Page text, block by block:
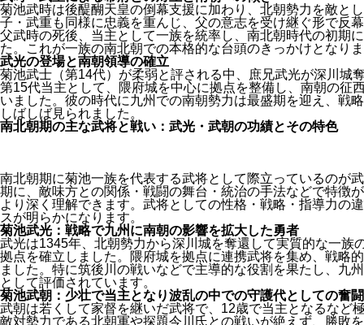
菊池武時は後醍醐天皇の倒幕支援に加わり、北朝勢力を敵と
子・武重も同様に忠義を重んじ、父の意志を受け継ぐ形で反
父武時の死後、当主として一族を統率し、南北朝時代の初期
た。これが一族の南北朝での本格的な台頭のきっかけとなり
武光の登場と南朝領導の確立
菊池武士（第14代）が柔弱と評される中、庶兄武光が深川城
第15代当主として、隈府城を中心に拠点を整備し、南朝の征
いました。彼の時代に九州での南朝勢力は最盛期を迎え、戦
しばしば見られました。
南北朝期の主な武将と戦い：武光・武朝の功績とその特色
南北朝期に菊池一族を代表する武将として際立っているのが
期に、敵味方との関係・戦闘の舞台・統治の手法などで特徴
より深く理解できます。武将としての性格・戦略・指導力の
スが明らかになります。
菊池武光：戦略で九州に南朝の影響を拡大した勇者
武光は1345年、北朝勢力から深川城を奪還して実質的な一族
拠点を確立しました。隈府城を拠点に連携武将を集め、戦略
ました。特に筑後川の戦いなどで主導的な役割を果たし、九
として評価されています。
菊池武朝：少壮で当主となり波乱の中での守護代としての奮闘
武朝は若くして家督を継いだ武将で、12歳で当主となるなど
敵対勢力である北朝軍や探題今川氏との戦いが絶えず、勝敗